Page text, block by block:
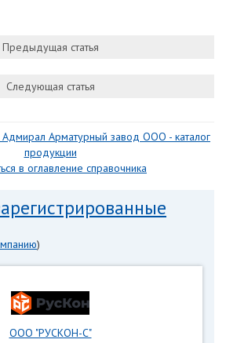
Предыдущая статья
Следующая статья
Арматурный завод ООО - каталог
продукции
в оглавление справочника
)
ООО "РУСКОН-С"